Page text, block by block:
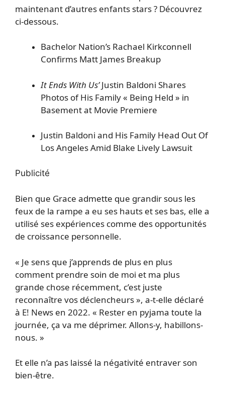
maintenant d’autres enfants stars ? Découvrez
ci-dessous.
Bachelor Nation’s Rachael Kirkconnell
Confirms Matt James Breakup
It Ends With Us’Justin Baldoni Shares
Photos of His Family « Being Held » in
Basement at Movie Premiere
Justin Baldoni and His Family Head Out Of
Los Angeles Amid Blake Lively Lawsuit
Publicité
Bien que Grace admette que grandir sous les
feux de la rampe a eu ses hauts et ses bas, elle a
utilisé ses expériences comme des opportunités
de croissance personnelle.
« Je sens que j’apprends de plus en plus
comment prendre soin de moi et ma plus
grande chose récemment, c’est juste
reconnaître vos déclencheurs », a-t-elle déclaré
à E! News en 2022. « Rester en pyjama toute la
journée, ça va me déprimer. Allons-y, habillons-
nous. »
Et elle n’a pas laissé la négativité entraver son
bien-être.